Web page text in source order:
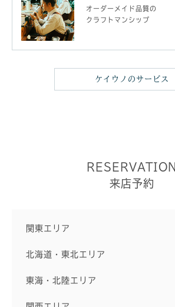
オーダーメイド品質の
クラフトマンシップ
ケイウノのサービス
RESERVATION
来店予約
関東エリア
北海道・東北エリア
東海・北陸エリア